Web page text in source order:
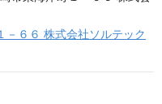
６６ 株式会社ソルテック